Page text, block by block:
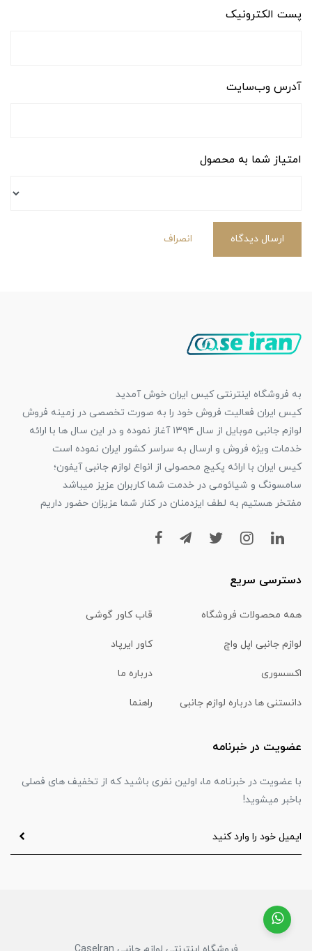
پست الکترونیک
آدرس وب‌سایت
امتیاز شما به محصول
ارسال دیدگاه انصراف
به فروشگاه اینترنتی کیس ایران خوش آمدید
کیس ایران فعالیت فروش خود را به صورت تخصصی در زمینه فروش
لوازم جانبی موبایل از سال ۱۳۹۴ آغاز نموده و در این سال ها با ارائه
خدمات ویژه فروش و ارسال به سراسر کشور ایران نموده است
کیس ایران با ارائه پکیج محصولی از انواع لوازم جانبی آیفون؛
سامسونگ و شیائومی در خدمت شما کاربران عزیز میباشد
مفتخر هستیم به لطف ایزدمنان در کنار شما عزیزان حضور داریم
دسترسی سریع
همه محصولات فروشگاه قاب کاور گوشی
لوازم جانبی اپل واچ کاور ایرپاد
اکسسوری درباره ما
دانستنی ها درباره لوازم جانبی راهنما
عضویت در خبرنامه
با عضویت در خبرنامه ما، اولین نفری باشید که از تخفیف های فصلی
باخبر میشوید!